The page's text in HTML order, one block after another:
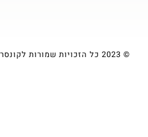
© 2023 כל הזכויות שמורות לקונסרבטוריון הישראלי למוזיקה, תל אביב | עיצוב ופיתוח ע״י